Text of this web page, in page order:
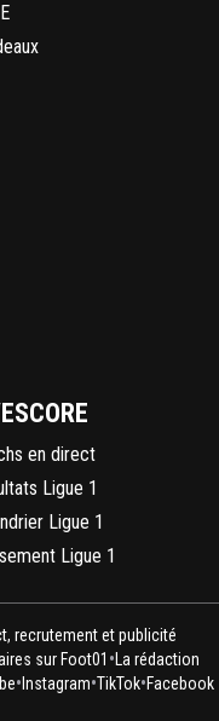
en direct
Ligue 1
Ligue 1
Ligue 1
recrutement et publicité
sur Foot01 • La rédaction
• Instagram•TikTok•Facebook